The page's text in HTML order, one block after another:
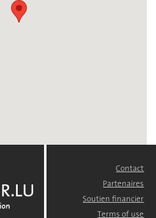
Contact
Partenaires
Soutien financier
Terms of use